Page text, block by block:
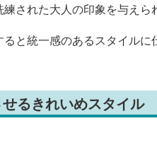
された大人の印象を与えら
と統一感のあるスタイルに
るきれいめスタイル